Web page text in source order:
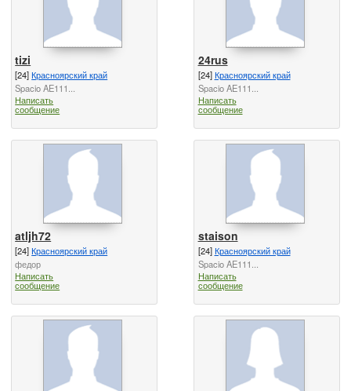
tizi
[24]Красноярский край
Spacio AE111...
Написать
сообщение
24rus
[24]Красноярский край
Spacio AE111...
Написать
сообщение
atljh72
[24]Красноярский край
федор
Написать
сообщение
staison
[24]Красноярский край
Spacio AE111...
Написать
сообщение